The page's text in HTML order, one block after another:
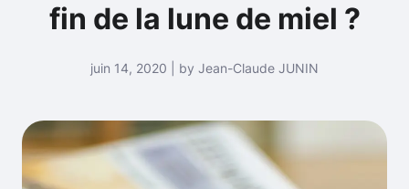
fin de la lune de miel ?
juin 14, 2020 | by Jean-Claude JUNIN